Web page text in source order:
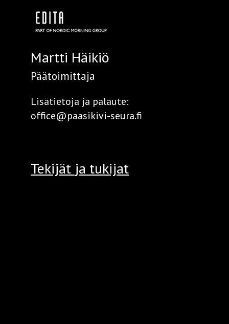
Martti Häikiö
Päätoimittaja
Lisätietoja ja palaute:
office@paasikivi-seura.fi
Tekijät ja tukijat